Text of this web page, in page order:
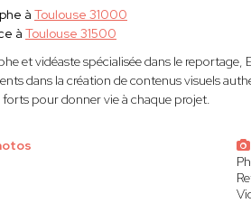
à Toulouse 31000
à Toulouse 31500
et vidéaste spécialisée dans le reportage,
dans la création de contenus visuels
pour donner vie à chaque projet.